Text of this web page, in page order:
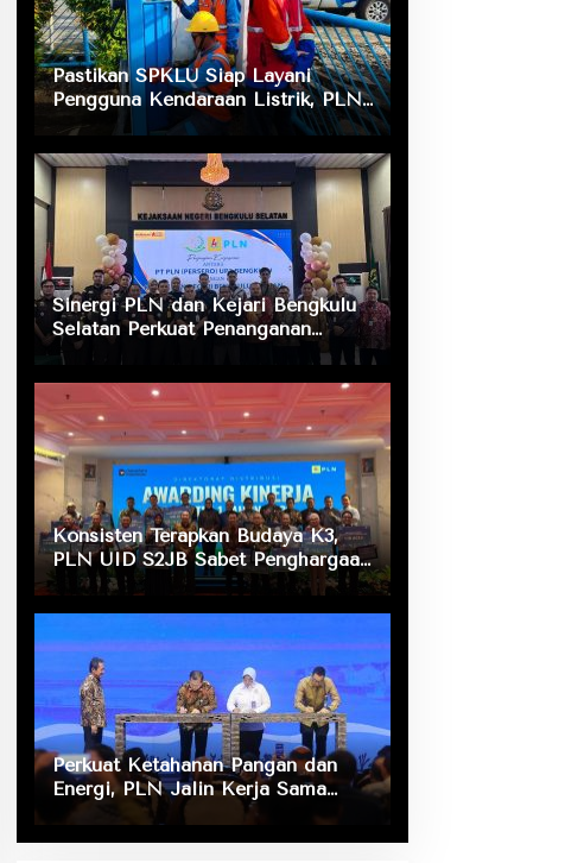
Pastikan SPKLU Siap Layani
Pengguna Kendaraan Listrik, PLN
ULP Nusa Indah Lakukan
Daya
Sinergi PLN dan Kejari Bengkulu
Selatan Perkuat Penanganan
Masalah Hukum, Dukung Layanan
Konsisten Terapkan Budaya K3,
PLN UID S2JB Sabet Penghargaan
Zero Accident
Perkuat Ketahanan Pangan dan
Energi, PLN Jalin Kerja Sama
Strategis dengan Kementerian